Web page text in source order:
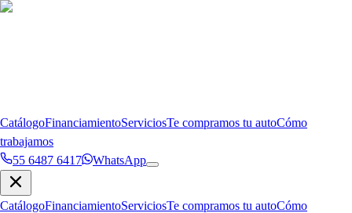
CatálogoFinanciamientoServiciosTe compramos tu autoCómo
trabajamos
55 6487 6417
WhatsApp
CatálogoFinanciamientoServiciosTe compramos tu autoCómo